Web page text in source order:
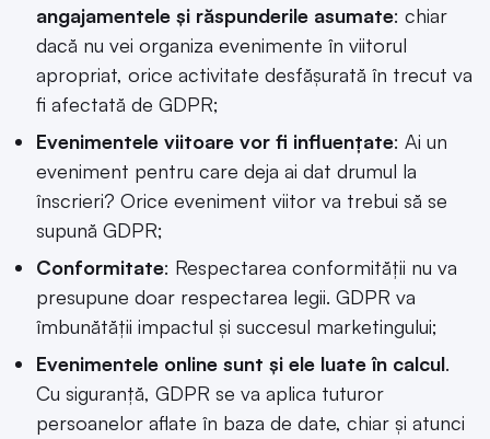
angajamentele și răspunderile asumate: chiar
dacă nu vei organiza evenimente în viitorul
apropriat, orice activitate desfășurată în trecut va
fi afectată de GDPR;
Evenimentele viitoare vor fi influențate: Ai un
eveniment pentru care deja ai dat drumul la
înscrieri? Orice eveniment viitor va trebui să se
supună GDPR;
Conformitate: Respectarea conformității nu va
presupune doar respectarea legii. GDPR va
îmbunătății impactul și succesul marketingului;
Evenimentele online sunt și ele luate în calcul.
Cu siguranță, GDPR se va aplica tuturor
persoanelor aflate în baza de date, chiar și atunci